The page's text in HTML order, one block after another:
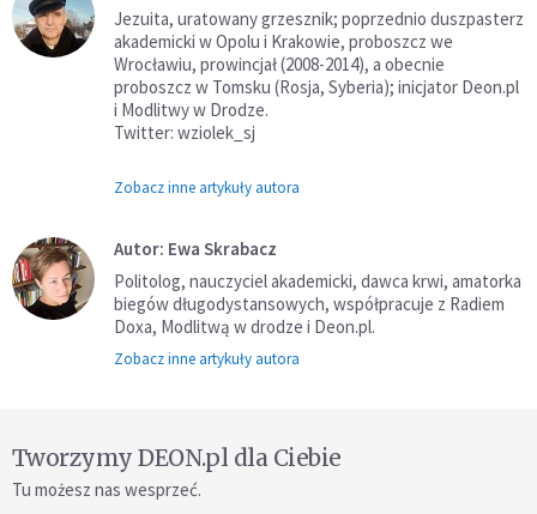
Jezuita, uratowany grzesznik; poprzednio duszpasterz
akademicki w Opolu i Krakowie, proboszcz we
Wrocławiu, prowincjał (2008-2014), a obecnie
proboszcz w Tomsku (Rosja, Syberia); inicjator Deon.pl
i Modlitwy w Drodze.
Twitter: wziolek_sj
Zobacz inne artykuły autora
Autor: Ewa Skrabacz
Politolog, nauczyciel akademicki, dawca krwi, amatorka
biegów długodystansowych, współpracuje z Radiem
Doxa, Modlitwą w drodze i Deon.pl.
Zobacz inne artykuły autora
Tworzymy DEON.pl dla Ciebie
Tu możesz nas wesprzeć.